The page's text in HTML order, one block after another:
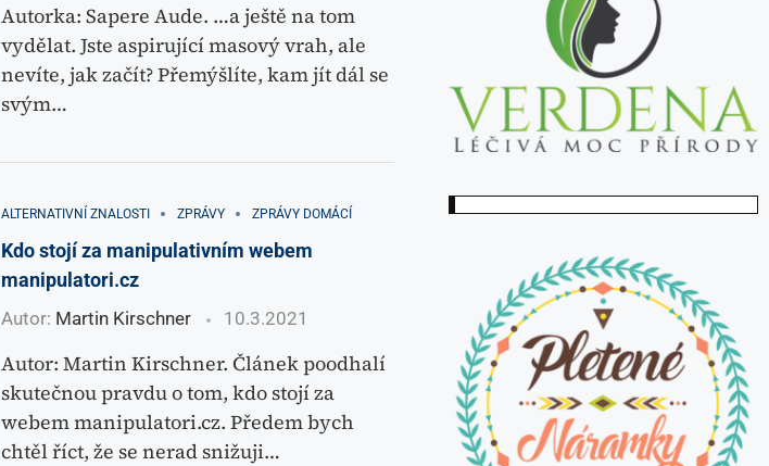
Autorka: Sapere Aude. …a ještě na tom
vydělat. Jste aspirující masový vrah, ale
nevíte, jak začít? Přemýšlíte, kam jít dál se
svým…
ALTERNATIVNÍ ZNALOSTI ZPRÁVY ZPRÁVY DOMÁCÍ
Kdo stojí za manipulativním webem
manipulatori.cz
Autor: Martin Kirschner 10.3.2021
Autor: Martin Kirschner. Článek poodhalí
skutečnou pravdu o tom, kdo stojí za
webem manipulatori.cz. Předem bych
chtěl říct, že se nerad snižuji…